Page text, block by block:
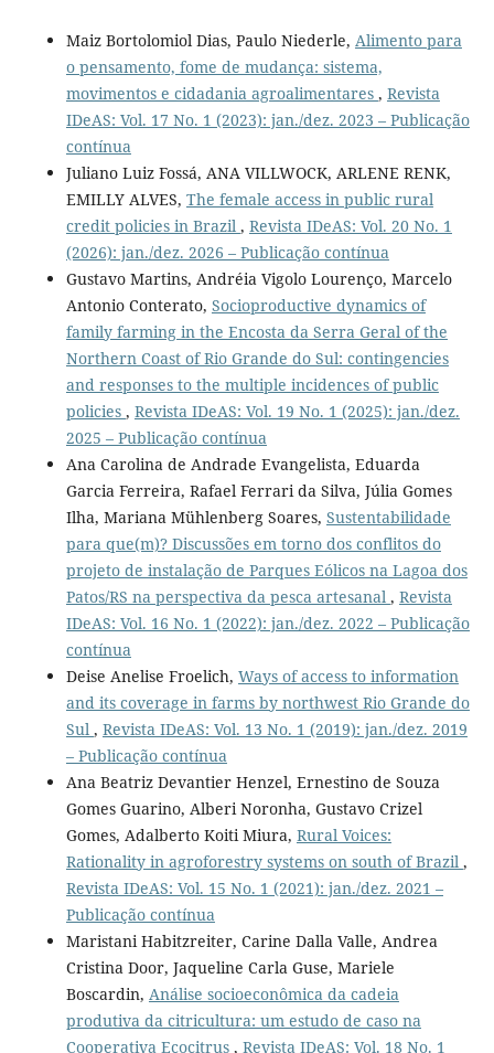
Maiz Bortolomiol Dias, Paulo Niederle, Alimento para
o pensamento, fome de mudança: sistema,
movimentos e cidadania agroalimentares , Revista
IDeAS: Vol. 17 No. 1 (2023): jan./dez. 2023 – Publicação
contínua
Juliano Luiz Fossá, ANA VILLWOCK, ARLENE RENK,
EMILLY ALVES, The female access in public rural
credit policies in Brazil , Revista IDeAS: Vol. 20 No. 1
(2026): jan./dez. 2026 – Publicação contínua
Gustavo Martins, Andréia Vigolo Lourenço, Marcelo
Antonio Conterato, Socioproductive dynamics of
family farming in the Encosta da Serra Geral of the
Northern Coast of Rio Grande do Sul: contingencies
and responses to the multiple incidences of public
policies , Revista IDeAS: Vol. 19 No. 1 (2025): jan./dez.
2025 – Publicação contínua
Ana Carolina de Andrade Evangelista, Eduarda
Garcia Ferreira, Rafael Ferrari da Silva, Júlia Gomes
Ilha, Mariana Mühlenberg Soares, Sustentabilidade
para que(m)? Discussões em torno dos conflitos do
projeto de instalação de Parques Eólicos na Lagoa dos
Patos/RS na perspectiva da pesca artesanal , Revista
IDeAS: Vol. 16 No. 1 (2022): jan./dez. 2022 – Publicação
contínua
Deise Anelise Froelich, Ways of access to information
and its coverage in farms by northwest Rio Grande do
Sul , Revista IDeAS: Vol. 13 No. 1 (2019): jan./dez. 2019
– Publicação contínua
Ana Beatriz Devantier Henzel, Ernestino de Souza
Gomes Guarino, Alberi Noronha, Gustavo Crizel
Gomes, Adalberto Koiti Miura, Rural Voices:
Rationality in agroforestry systems on south of Brazil ,
Revista IDeAS: Vol. 15 No. 1 (2021): jan./dez. 2021 –
Publicação contínua
Maristani Habitzreiter, Carine Dalla Valle, Andrea
Cristina Door, Jaqueline Carla Guse, Mariele
Boscardin, Análise socioeconômica da cadeia
produtiva da citricultura: um estudo de caso na
Cooperativa Ecocitrus , Revista IDeAS: Vol. 18 No. 1